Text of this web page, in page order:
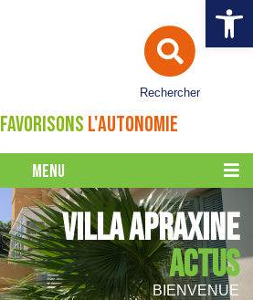
Ouvrir
Rechercher
FAVORISONS L'AUTONOMIE
MENU
VILLA APRAXINE
ACTUS
BIENVENUE